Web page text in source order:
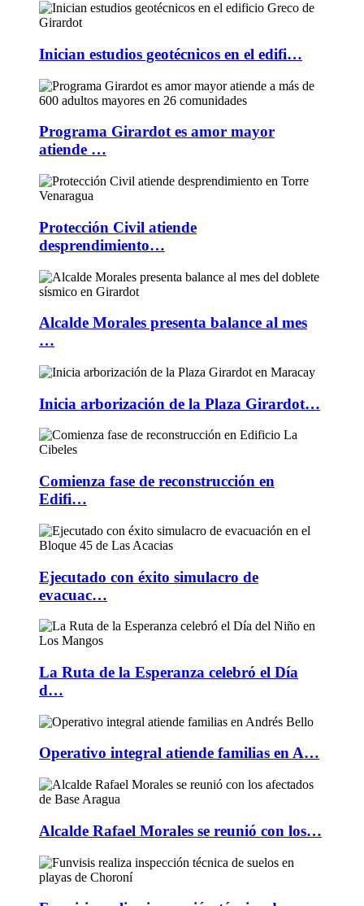
Inician estudios geotécnicos en el edifi…
Programa Girardot es amor mayor
atiende …
Protección Civil atiende
desprendimiento…
Alcalde Morales presenta balance al mes
…
Inicia arborización de la Plaza Girardot…
Comienza fase de reconstrucción en
Edifi…
Ejecutado con éxito simulacro de
evacuac…
La Ruta de la Esperanza celebró el Día
d…
Operativo integral atiende familias en A…
Alcalde Rafael Morales se reunió con los…